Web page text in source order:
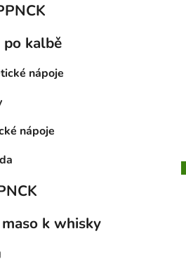
po kalbě
nápoje
nápoje
maso k whisky